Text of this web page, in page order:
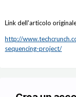
Link dell'articolo
http://
sequencing-project/